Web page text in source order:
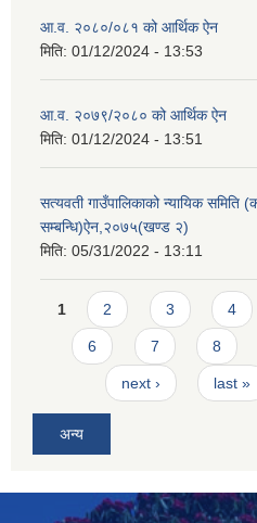
आ.व. २०८०/०८१ को आर्थिक ऐन
मिति: 01/12/2024 - 13:53
आ.व. २०७९/२०८० को आर्थिक ऐन
मिति: 01/12/2024 - 13:51
सत्यवती गाउँपालिकाको न्यायिक समिति
सम्बन्धि)ऐन,२०७५(खण्ड २)
मिति: 05/31/2022 - 13:11
Pages
1 2 3 4
6 7 8
next › last »
अन्य